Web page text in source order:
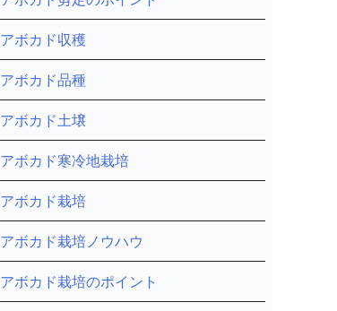
アボカド収穫
アボカド品種
アボカド土壌
アボカド寒冷地栽培
アボカド栽培
アボカド栽培ノウハウ
アボカド栽培のポイント